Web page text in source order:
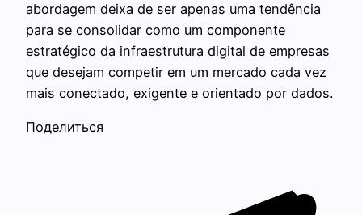
abordagem deixa de ser apenas uma tendência
para se consolidar como um componente
estratégico da infraestrutura digital de empresas
que desejam competir em um mercado cada vez
mais conectado, exigente e orientado por dados.
Поделиться